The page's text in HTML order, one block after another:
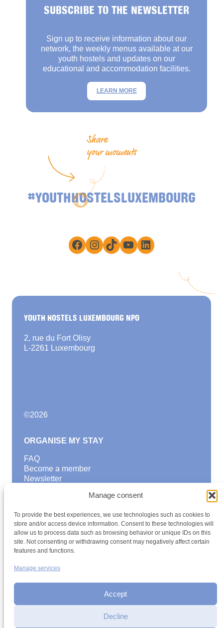
Manage consent
To provide the best experiences, we use technologies such as cookies to
store and/or access device information. Consent to these technologies will
allow us to process data such as browsing behavior or unique IDs on this
site. Not consenting or withdrawing consent may negatively affect certain
features and functions.
Manage services
Accept
Decline
SUBSCRIBE TO THE NEWSLETTER
Sign up to receive information about our
network, the weekly menus available at our
youth hostels and updates on our
educational and accommodation facilities.
LEARN MORE
Share
your moments
#YOUTHHOSTELSLUXEMBOURG
Facebook
Instagram
TikTokYouTube
LinkedIn
YOUTH HOSTELS LUXEMBOURG NPO
2, rue du Fort Olisy
L-2261 Luxembourg
©2026
ORGANISE MY STAY
FAQ
Become a member
Newsletter
Find a youth hostel
Discover activities
School Trips and group excursions
Teambuilding
Youth Hostels Luxembourg NPO